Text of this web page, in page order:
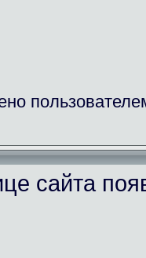
сайта